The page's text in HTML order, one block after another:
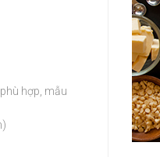
hợp, mẫu